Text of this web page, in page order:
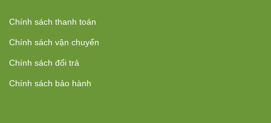
Chính sách thanh toán
Chính sách vận chuyển
Chính sách đổi trả
Chính sách bảo hành